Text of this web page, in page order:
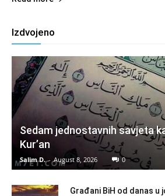
Izdvojeno
Sedam jednostavnih savjeta
Kur’an
Salim D. - August 8, 2026 0
Građani BiH od danas u